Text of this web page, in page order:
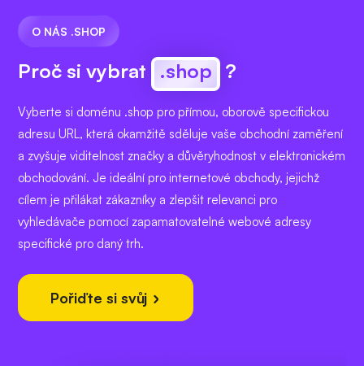
O NÁS .SHOP
Proč si vybrat .shop ?
Vyberte si doménu .shop pro přímou, oborově specifickou
adresu URL, která okamžitě sděluje vaše obchodní zaměření
a zvyšuje viditelnost značky a důvěryhodnost v elektronickém
obchodování. Je ideální pro internetové obchody, jejichž
cílem je přilákat zákazníky a zlepšit relevanci pro
vyhledávače pomocí zapamatovatelné webové adresy
specifické pro daný trh.
Pořiďte si svůj